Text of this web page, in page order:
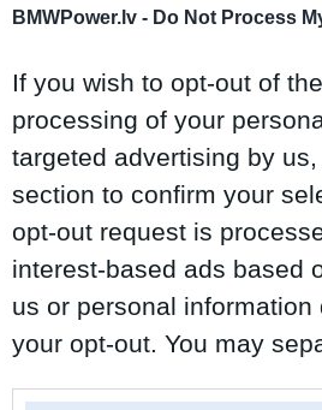
BMWPower.lv - Do Not Process
If you wish to opt-out of
processing of your
targeted advertising by
section to confirm your
opt-out request is
interest-based ads based
us or personal
your opt-out. You may